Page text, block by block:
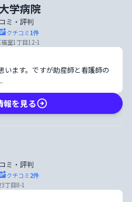
学病院
ミ・評判
クチコミ 1件
室1丁目12-1
います。ですが助産師と看護師の
報を見る
ミ・評判
クチコミ 2件
丁目8-1